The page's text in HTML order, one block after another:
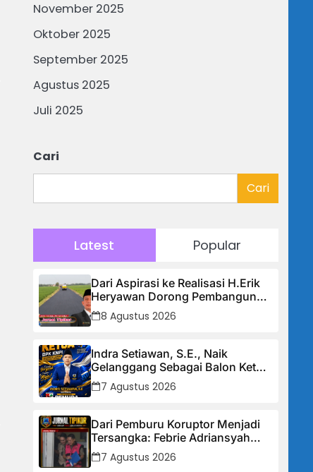
November 2025
Oktober 2025
September 2025
Agustus 2025
Juli 2025
Cari
Cari
Latest Popular
Dari Aspirasi ke Realisasi H.Erik
Heryawan Dorong Pembangunan
Infrastruktur Jalan Cikalong
Bunder
8 Agustus 2026
Indra Setiawan, S.E., Naik
Gelanggang Sebagai Balon Ketua
DPK KNPI Kecamatan Ciambar
7 Agustus 2026
Dari Pemburu Koruptor Menjadi
Tersangka: Febrie Adriansyah
Tiba di Kejagung Berborgol, Bawa
Map Biru dan Senyum Penuh
7 Agustus 2026